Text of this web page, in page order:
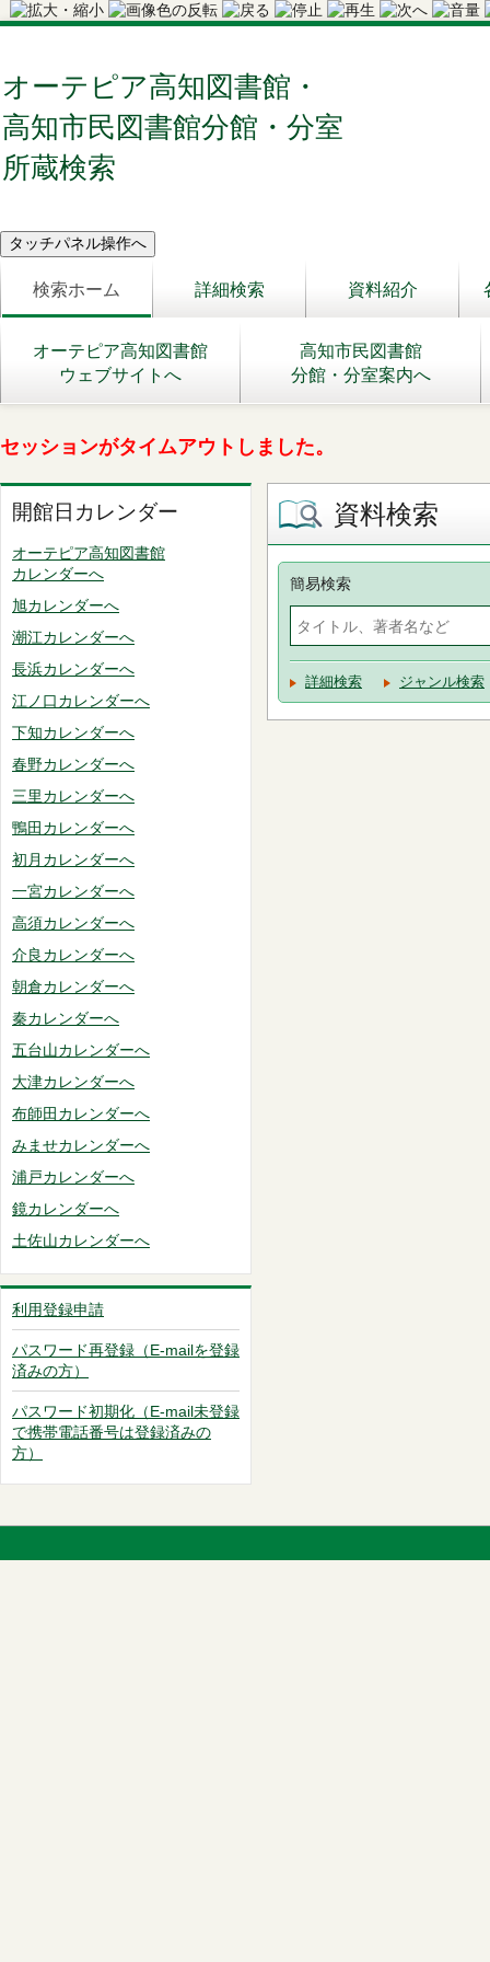
オーテピア高知図書館・
高知市民図書館分館・分室
所蔵検索
検索ホーム 詳細検索 資料紹介
オーテピア高知図書館
ウェブサイトへ
高知市民図書館
分館・分室案内へ
セッションがタイムアウトしました。
開館日カレンダー
オーテピア高知図書館
カレンダーへ
旭カレンダーへ
潮江カレンダーへ
長浜カレンダーへ
江ノ口カレンダーへ
下知カレンダーへ
春野カレンダーへ
三里カレンダーへ
鴨田カレンダーへ
初月カレンダーへ
一宮カレンダーへ
高須カレンダーへ
介良カレンダーへ
朝倉カレンダーへ
秦カレンダーへ
五台山カレンダーへ
大津カレンダーへ
布師田カレンダーへ
みませカレンダーへ
浦戸カレンダーへ
鏡カレンダーへ
土佐山カレンダーへ
利用登録申請
パスワード再登録（E-mailを登録
済みの方）
パスワード初期化（E-mail未登録
で携帯電話番号は登録済みの
方）
資料検索
簡易検索
詳細検索 ジャンル検索